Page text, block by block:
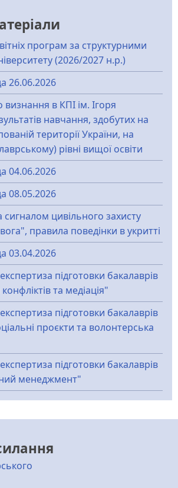
програм за структурними
(2026/2027 н.р.)
26.06.2026
в КПІ ім. Ігоря
навчання, здобутих на
території України, на
рівні вищої освіти
04.06.2026
08.05.2026
сигналом цивільного захисту
правила поведінки в укритті
03.04.2026
підготовки бакалаврів
та медіація"
підготовки бакалаврів
проєкти та волонтерська
підготовки бакалаврів
менеджмент"